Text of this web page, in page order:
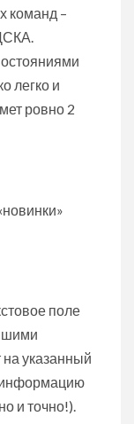
команд –
легко и
ровно 2
поле
указанный
информацию
и точно!).